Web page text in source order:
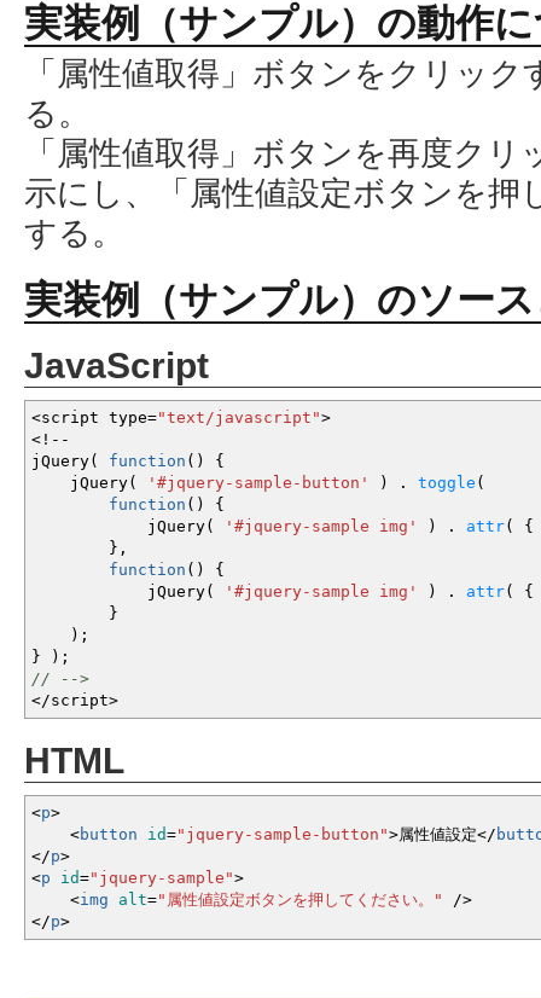
実装例（サンプル）の動作
「属性値取得」ボタンをクリッ
る。
「属性値取得」ボタンを再度ク
示にし、「属性値設定ボタンを押
する。
実装例（サンプル）のソー
JavaScript
<script type="text/javascript">
<!--
jQuery( function ( )
{
jQuery( '#jquery-sample-button' ) . toggle (
function ( )
{
jQuery( '#jquery-sample img' ) . attr( {
} ,
function ( )
{
jQuery( '#jquery-sample img' ) . attr( {
}
) ;
}
) ;
// -->
</script>
HTML
<p>
<button id="jquery-sample-button">属性値設定</
</p>
<p id="jquery-sample">
<img alt="属性値設定ボタンを押してください。" />
</p>